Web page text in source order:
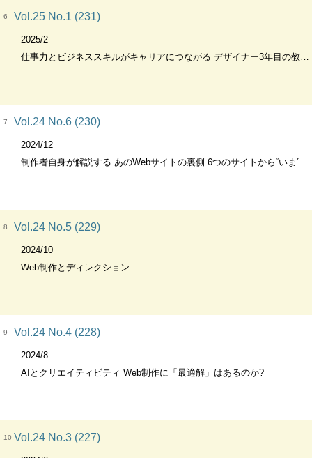
6 Vol.25 No.1 (231)
2025/2
仕事力とビジネススキルがキャリアにつながる デザイナー3年目の教科書
7 Vol.24 No.6 (230)
2024/12
制作者自身が解説する あのWebサイトの裏側 6つのサイトから“いま”を探る 「よいサイト」とはなにを意味するのか
8 Vol.24 No.5 (229)
2024/10
Web制作とディレクション
9 Vol.24 No.4 (228)
2024/8
AIとクリエイティビティ Web制作に「最適解」はあるのか?
10 Vol.24 No.3 (227)